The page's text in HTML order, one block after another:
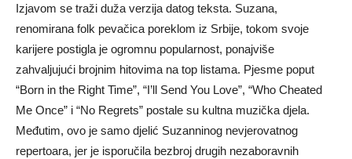
Izjavom se traži duža verzija datog teksta. Suzana,
renomirana folk pevačica poreklom iz Srbije, tokom svoje
karijere postigla je ogromnu popularnost, ponajviše
zahvaljujući brojnim hitovima na top listama. Pjesme poput
“Born in the Right Time”, “I’ll Send You Love”, “Who Cheated
Me Once” i “No Regrets” postale su kultna muzička djela.
Međutim, ovo je samo djelić Suzanninog nevjerovatnog
repertoara, jer je isporučila bezbroj drugih nezaboravnih